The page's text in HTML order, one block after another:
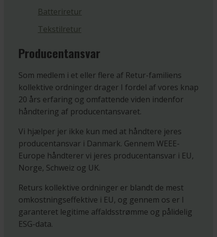
Batteriretur
Tekstilretur
Producentansvar
Som medlem i et eller flere af Retur-familiens
kollektive ordninger drager I fordel af vores knap
20 års erfaring og omfattende viden indenfor
håndtering af producentansvaret.
Vi hjælper jer ikke kun med at håndtere jeres
producentansvar i Danmark. Gennem WEEE-
Europe håndterer vi jeres producentansvar i EU,
Norge, Schweiz og UK.
Returs kollektive ordninger er blandt de mest
omkostningseffektive i EU, og gennem os er I
garanteret legitime affaldsstrømme og pålidelig
ESG-data.